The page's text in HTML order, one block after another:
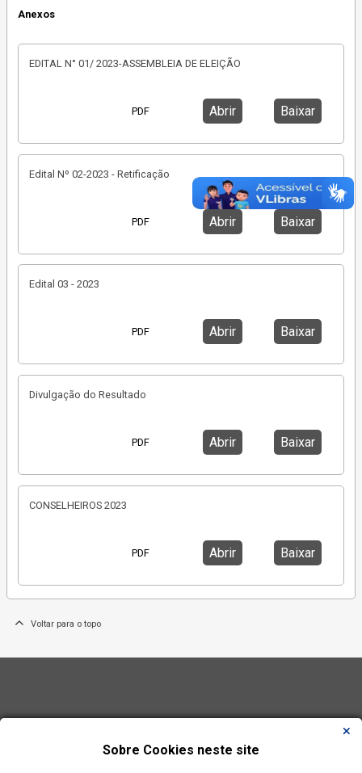
Anexos
EDITAL N° 01/ 2023-ASSEMBLEIA DE ELEIÇÃO
PDF Abrir Baixar
Edital Nº 02-2023 - Retificação
PDF Abrir Baixar
Edital 03 - 2023
PDF Abrir Baixar
Divulgação do Resultado
PDF Abrir Baixar
CONSELHEIROS 2023
PDF Abrir Baixar
Voltar para o topo
Sobre Cookies neste site